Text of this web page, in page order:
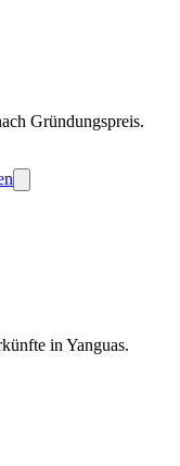
Gründungspreis.
in Yanguas.